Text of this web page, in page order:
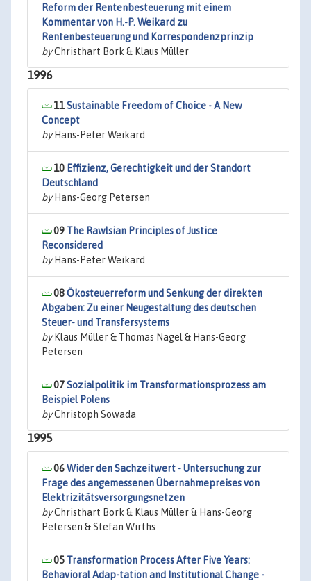
Reform der Rentenbesteuerung mit einem
Kommentar von H.-P. Weikard zu
Rentenbesteuerung und Korrespondenzprinzip
byChristhart Bork & Klaus Müller
1996
11Sustainable Freedom of Choice - A New
Concept
byHans-Peter Weikard
10 Effizienz, Gerechtigkeit und der Standort
Deutschland
byHans-Georg Petersen
09 The Rawlsian Principles of Justice
Reconsidered
byHans-Peter Weikard
08Ökosteuerreform und Senkung der direkten
Abgaben: Zu einer Neugestaltung des deutschen
Steuer- und Transfersystems
byKlaus Müller & Thomas Nagel & Hans-Georg
Petersen
07Sozialpolitik im Transformationsprozess am
Beispiel Polens
byChristoph Sowada
1995
06Wider den Sachzeitwert - Untersuchung zur
Frage des angemessenen Übernahmepreises von
Elektrizitätsversorgungsnetzen
byChristhart Bork & Klaus Müller & Hans-Georg
Petersen & Stefan Wirths
05 Transformation Process After Five Years:
Behavioral Adap-tation and Institutional Change -